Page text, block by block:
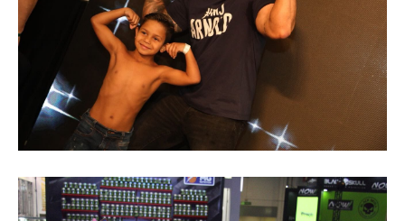
Superação
Fisiculturismo
Anabolizantes
Suplementação
Treino